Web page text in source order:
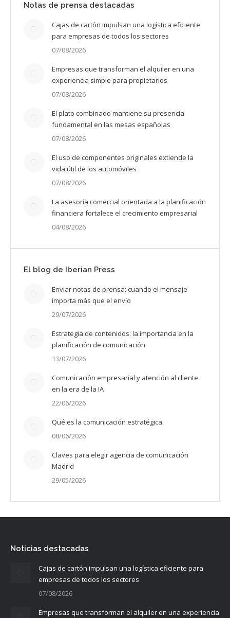
Notas de prensa destacadas
Cajas de cartón impulsan una logística eficiente
para empresas de todos los sectores
07/08/2026
Empresas que transforman el alquiler en una
experiencia simple para propietarios
07/08/2026
El plato combinado mantiene su presencia
fundamental en las mesas españolas
07/08/2026
El uso de componentes originales extiende la
vida útil de los automóviles
07/08/2026
La asesoría comercial orientada a la planificación
financiera fortalece el crecimiento empresarial
04/08/2026
El blog de Iberian Press
Enviar notas de prensa: cuando el mensaje
importa más que el envío
29/07/2026
Estrategia de contenidos: la importancia en la
planificación de comunicación
13/07/2026
Comunicación empresarial y atención al cliente
en la era de la IA
22/06/2026
Qué es la comunicación estratégica
08/06/2026
Claves para elegir agencia de comunicación
Madrid
29/05/2026
Noticias destacadas
Cajas de cartón impulsan una logística eficiente para
empresas de todos los sectores
07/08/2026
Empresas que transforman el alquiler en una experiencia